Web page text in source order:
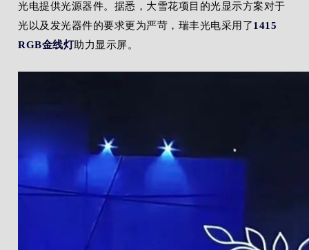
光电提供光源器件。据悉，大雪花项目的光显示方案对于
光以及发光器件的要求更为严苛，瑞丰光电采用了1415
RGB金线灯助力显示屏。